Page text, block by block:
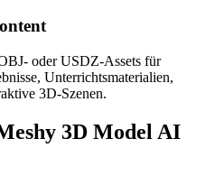
oder USDZ-Assets für
Unterrichtsmaterialien,
3D-Szenen.
3D Model AI